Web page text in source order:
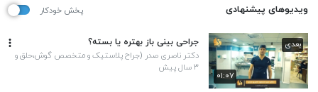
ویدیوهای پیشنهادی پخش خودکار
۰۱:۰۷
بعدی جراحی بینی باز بهتره یا بسته؟
دکتر ناصری صدر (جراح پلاستیک و متخصص گوش،حلق و
بینی)
۳ سال پیش